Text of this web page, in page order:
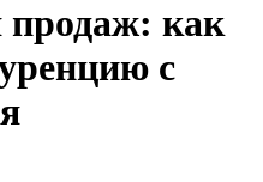
продаж: как
с